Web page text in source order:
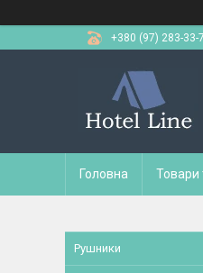
+380 (97) 283-33-
Головна Товари
Рушники